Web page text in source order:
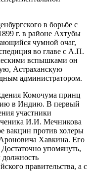
в борьбе с
г. в районе Ахтубы
чумной очаг,
во главе с А.П.
вспышками он
Астраханскую
администратором.
Комочума принц
в Индию. В первый
участники
И.И. Мечникова
вакцин против холеры
Хавкина. Его
упомянуть,
должность
правительства, а с